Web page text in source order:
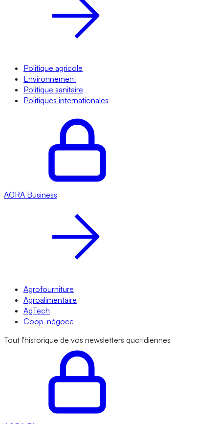
Politique agricole
Environnement
Politique sanitaire
Politiques internationales
AGRA Business
Agrofourniture
Agroalimentaire
AgTech
Coop-négoce
Tout l'historique de vos newsletters quotidiennes